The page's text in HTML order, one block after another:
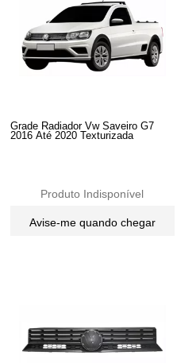
Grade Radiador Vw Saveiro G7
2016 Até 2020 Texturizada
Produto Indisponível
Avise-me quando chegar